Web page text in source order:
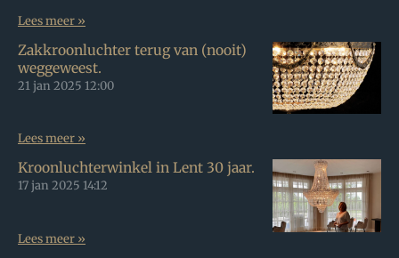
Lees meer »
Zakkroonluchter terug van (nooit)
weggeweest.
21 jan 2025 12:00
Lees meer »
Kroonluchterwinkel in Lent 30 jaar.
17 jan 2025 14:12
Lees meer »